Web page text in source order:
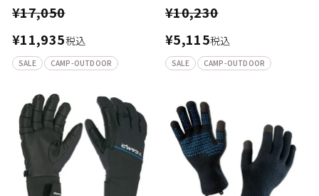
¥17,050
¥11,935税込
SALE CAMP-OUTDOOR
¥10,230
¥5,115税込
SALE CAMP-OUTDOOR